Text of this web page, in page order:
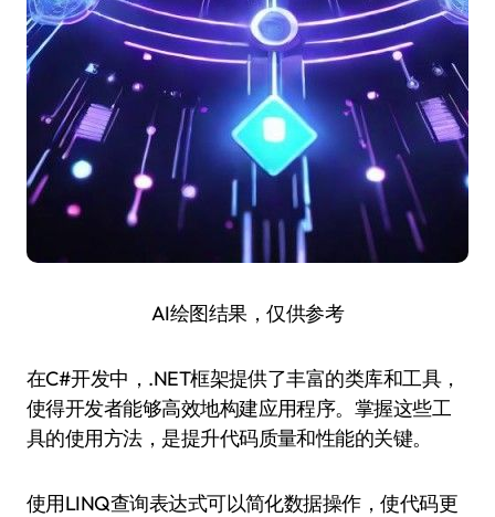
AI绘图结果，仅供参考
在C#开发中，.NET框架提供了丰富的类库和工具，
使得开发者能够高效地构建应用程序。掌握这些工
具的使用方法，是提升代码质量和性能的关键。
使用LINQ查询表达式可以简化数据操作，使代码更